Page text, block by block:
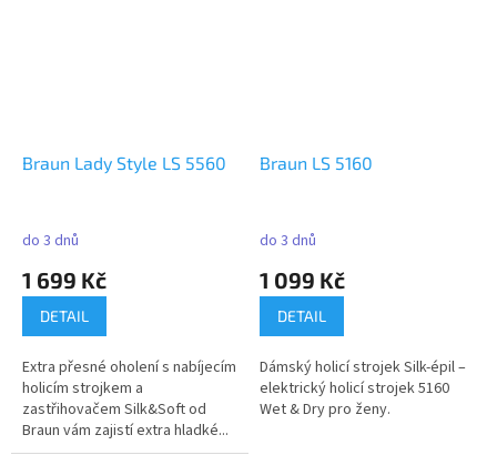
Braun Lady Style LS 5560
do 3 dnů
1 699 Kč
DETAIL
Extra přesné oholení s nabíjecím
holicím strojkem a
zastřihovačem Silk&Soft od
Braun vám zajistí extra hladké...
Braun LS 5160
do 3 dnů
1 099 Kč
DETAIL
Dámský holicí strojek Silk-épil –
elektrický holicí strojek 5160
Wet & Dry pro ženy.